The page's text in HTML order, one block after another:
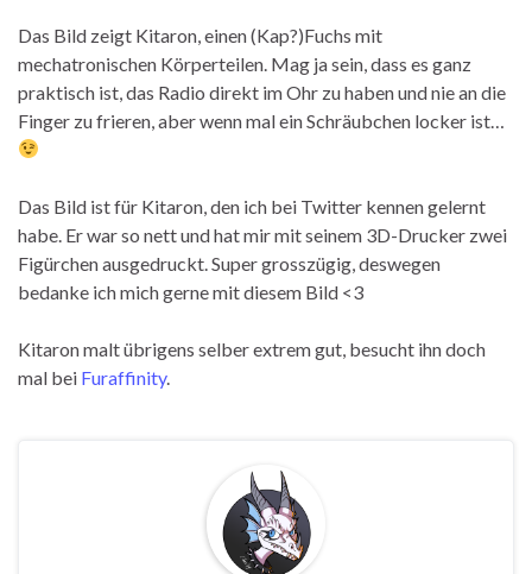
Das Bild zeigt Kitaron, einen (Kap?)Fuchs mit
mechatronischen Körperteilen. Mag ja sein, dass es ganz
praktisch ist, das Radio direkt im Ohr zu haben und nie an die
Finger zu frieren, aber wenn mal ein Schräubchen locker ist…
Das Bild ist für Kitaron, den ich bei Twitter kennen gelernt
habe. Er war so nett und hat mir mit seinem 3D-Drucker zwei
Figürchen ausgedruckt. Super grosszügig, deswegen
bedanke ich mich gerne mit diesem Bild <3
Kitaron malt übrigens selber extrem gut, besucht ihn doch
mal bei Furaffinity.